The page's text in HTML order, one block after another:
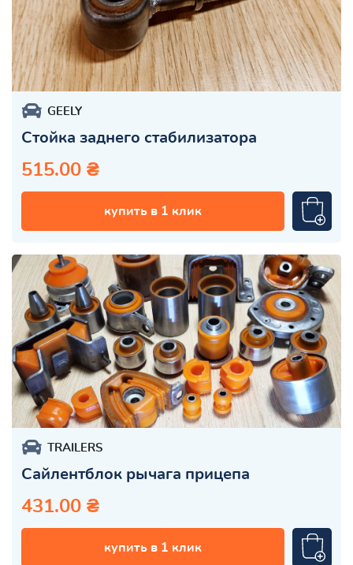
GEELY
Стойка заднего стабилизатора
515.00 ₴
купить в 1 клик
TRAILERS
Сайлентблок рычага прицепа
431.00 ₴
купить в 1 клик